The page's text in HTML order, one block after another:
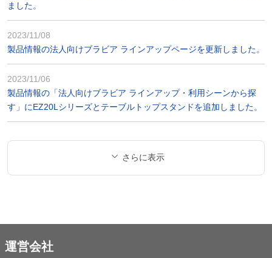
ました。
2023/11/08
製品情報の法人向けブラビア ラインアップページを更新しました。
2023/11/06
製品情報の「法人向けブラビア ラインアップ・利用シーンから探
す」にEZ20Lシリーズとテーブルトップスタンドを追加しました。
さらに表示
運営会社